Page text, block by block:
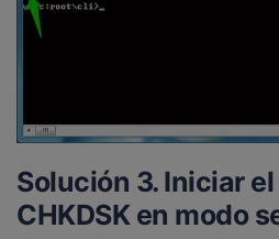
Solución 3. Iniciar
CHKDSK en modo